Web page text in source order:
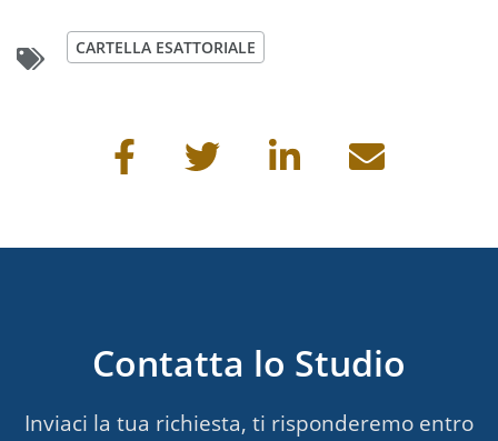
CARTELLA ESATTORIALE
Condividi questa pagina
Contatta lo Studio
Inviaci la tua richiesta, ti risponderemo entro